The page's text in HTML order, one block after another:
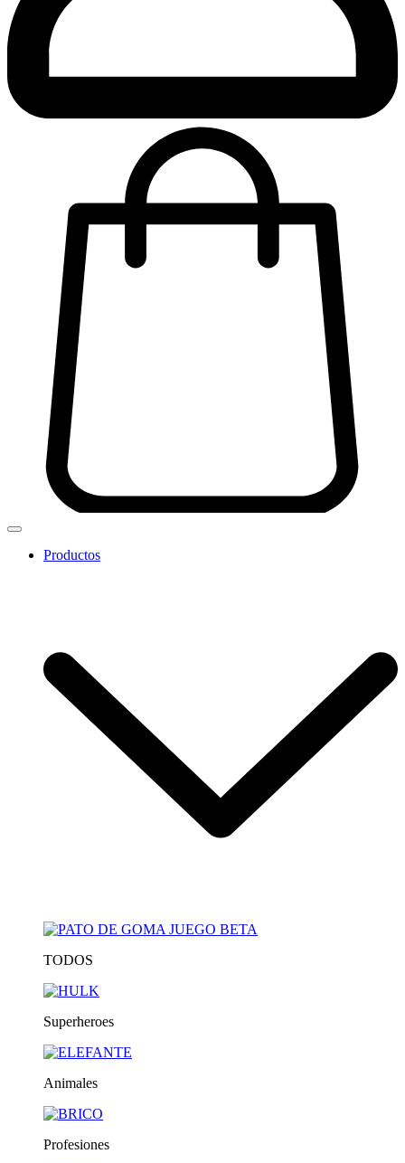
Productos
TODOS
Superheroes
Animales
Profesiones